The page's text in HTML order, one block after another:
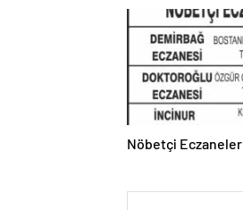
Nöbetçi Eczaneler